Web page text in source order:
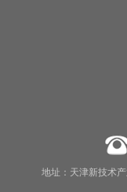
地址：天津新技术